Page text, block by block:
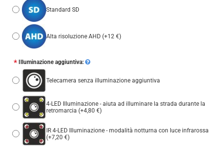
Standard SD
Alta risoluzione AHD (+12 €)
Illuminazione aggiuntiva:
Telecamera senza illuminazione aggiuntiva
4-LED Illuminazione - aiuta ad illuminare la strada durante la
retromarcia (+4,80 €)
IR 4-LED Illuminazione - modalità notturna con luce infrarossa
(+7,20 €)